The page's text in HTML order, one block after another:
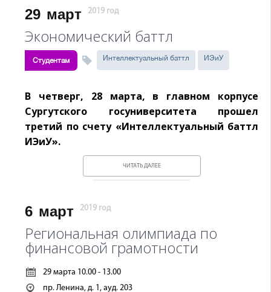
29 март 2019 год
Экономический баттл
Студентам Интеллектуальный баттл ИЭиУ
В четверг, 28 марта, в главном корпусе
Сургутского госуниверситета прошел
третий по счету «Интеллектуальный баттл
ИЭиУ».
ЧИТАТЬ ДАЛЕЕ
6 март 2019 год
Региональная олимпиада по
финансовой грамотности
29 марта 10.00 - 13.00
пр. Ленина, д. 1, ауд. 203